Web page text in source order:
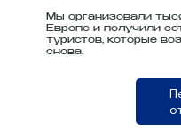
Мы организовали
Европе и получили
туристов, которые
снова.